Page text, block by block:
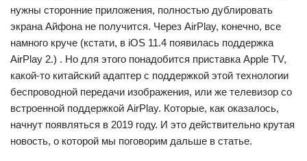
нужны сторонние приложения, полностью дублировать
экрана Айфона не получится. Через AirPlay, конечно, все
намного круче (кстати, в iOS 11.4 появилась поддержка
AirPlay 2.) . Но для этого понадобится приставка Apple TV,
какой-то китайский адаптер с поддержкой этой технологии
беспроводной передачи изображения, или же телевизор со
встроенной поддержкой AirPlay. Которые, как оказалось,
начнут появляться в 2019 году. И это действительно крутая
новость, о которой мы поговорим дальше в статье.